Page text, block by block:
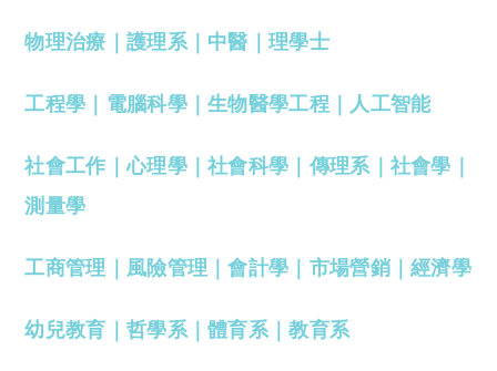
物理治療 護理系｜ 中醫 ｜理學士
工程學 電腦科學｜生物醫學工程｜ 人工智能
社會工作 ｜心理學｜社會科學 傳理系｜ 社會學
測量學
工商管理 風險管理 ｜會計學 市場營銷｜經濟學
幼兒教育 哲學系｜體育系｜教育系